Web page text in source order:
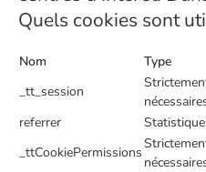
Quels cookies sont
Nom Type
_tt_session
referrer
_ttCookiePermissions